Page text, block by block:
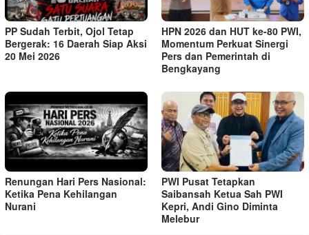
PP Sudah Terbit, Ojol Tetap
Bergerak: 16 Daerah Siap Aksi
20 Mei 2026
HPN 2026 dan HUT ke-80 PWI,
Momentum Perkuat Sinergi
Pers dan Pemerintah di
Bengkayang
Renungan Hari Pers Nasional:
Ketika Pena Kehilangan
Nurani
PWI Pusat Tetapkan
Saibansah Ketua Sah PWI
Kepri, Andi Gino Diminta
Melebur